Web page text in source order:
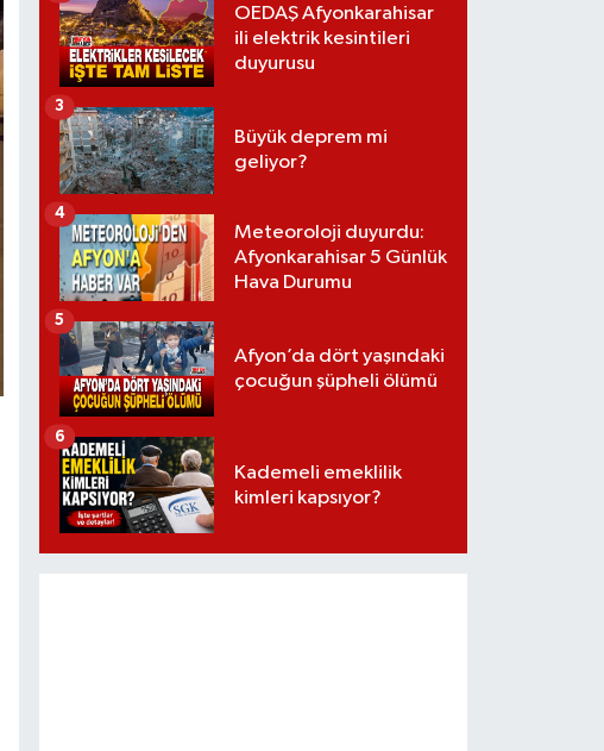
OEDAŞ Afyonkarahisar
ili elektrik kesintileri
duyurusu
Büyük deprem mi
geliyor?
3
Meteoroloji duyurdu:
Afyonkarahisar 5 Günlük
Hava Durumu
4
Afyon’da dört yaşındaki
çocuğun şüpheli ölümü
5
Kademeli emeklilik
kimleri kapsıyor?
6